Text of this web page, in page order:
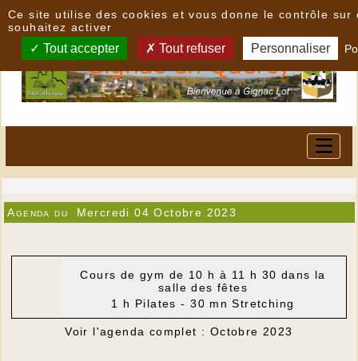
Agenda du Mercredi 04 Octobre 2023
Cours de gym de 10 h à 11 h 30 dans la
salle des fêtes
1 h Pilates - 30 mn Stretching
Voir l'agenda complet : Octobre 2023
Ce site utilise des cookies et vous donne le contrôle sur
souhaitez activer
Tout accepter Tout refuser Personnaliser